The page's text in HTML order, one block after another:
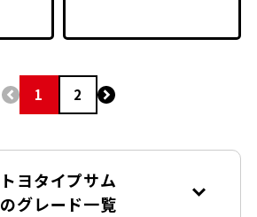
1 2
トヨタイプサム
のグレード一覧